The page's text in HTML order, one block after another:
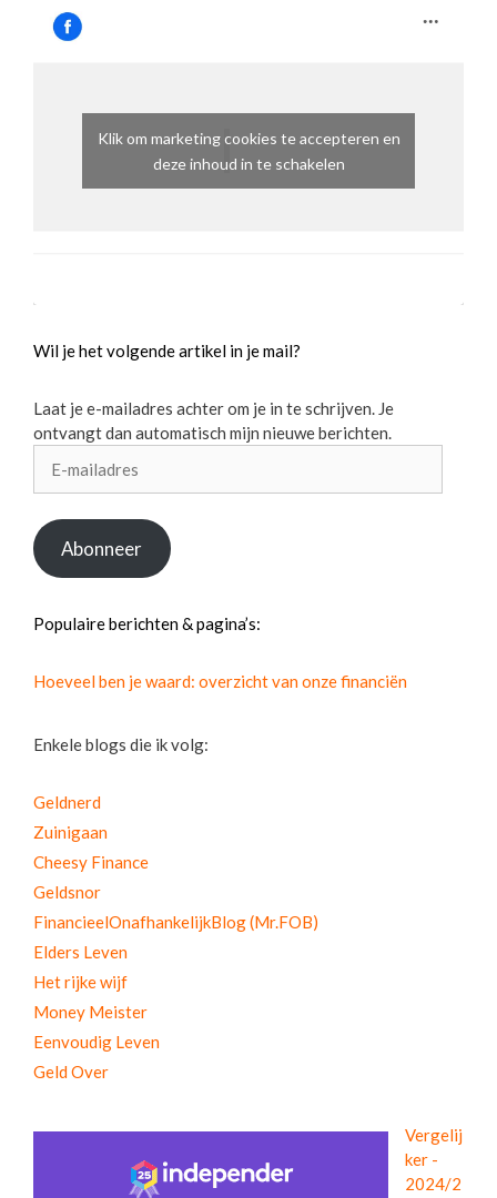
Klik om marketing cookies te accepteren en
deze inhoud in te schakelen
Wil je het volgende artikel in je mail?
Laat je e-mailadres achter om je in te schrijven. Je
ontvangt dan automatisch mijn nieuwe berichten.
mailadres
Abonneer
Populaire berichten & pagina’s:
Hoeveel ben je waard: overzicht van onze financiën
Enkele blogs die ik volg:
Geldnerd
Zuinigaan
Cheesy Finance
Geldsnor
FinancieelOnafhankelijkBlog (Mr.FOB)
Elders Leven
Het rijke wijf
Money Meister
Eenvoudig Leven
Geld Over
Vergelij
ker -
2024/2